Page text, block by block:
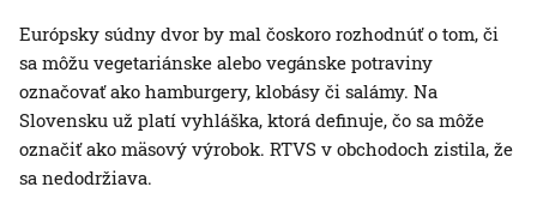
Európsky súdny dvor by mal čoskoro rozhodnúť o tom, či
sa môžu vegetariánske alebo vegánske potraviny
označovať ako hamburgery, klobásy či salámy. Na
Slovensku už platí vyhláška, ktorá definuje, čo sa môže
označiť ako mäsový výrobok. RTVS v obchodoch zistila, že
sa nedodržiava.